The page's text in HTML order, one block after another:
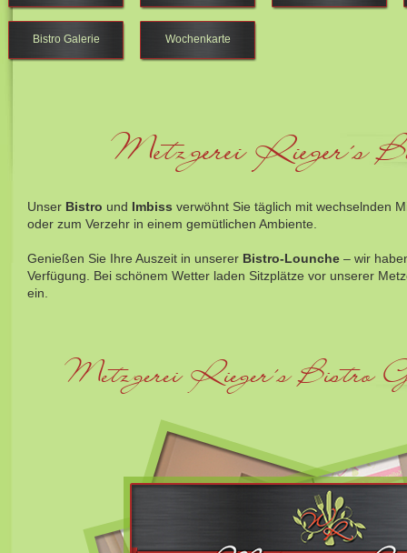
Bistro Galerie Wochenkarte
Metzgerei Rieger´s
Unser Bistro und Imbiss verwöhnt Sie täglich mit wechselnden
oder zum Verzehr in einem gemütlichen Ambiente.
Genießen Sie Ihre Auszeit in unserer Bistro-Lounche – wir
Verfügung. Bei schönem Wetter laden Sitzplätze vor unserer
ein.
Metzgerei Rieger´s Bistro